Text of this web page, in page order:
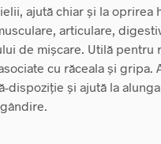
ajută chiar și la oprirea
articulare,
de mișcare. Utilă pentru
cu răceala și gripa.
dispoziție și ajută la